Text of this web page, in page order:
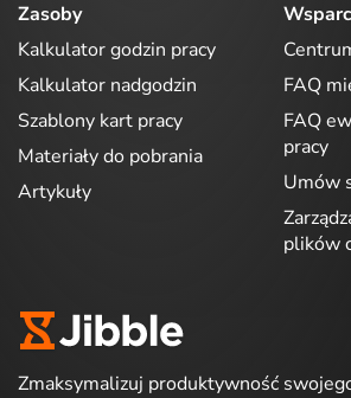
Zasoby
Kalkulator godzin pracy
Kalkulator nadgodzin
Szablony kart pracy
Materiały do pobrania
Artykuły
FAQ
FAQ
pracy
Umów
plików
Zmaksymalizuj produktywność